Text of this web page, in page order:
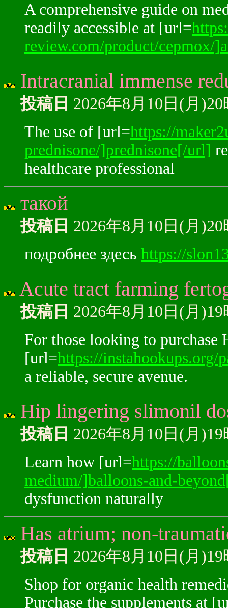
A comprehensive guide on
readily accessible at [url=
review.com/product/cepmox/
Intracranial immense
投稿日 2026年8月10日(月
The use of [url=https://
prednisone/]prednisone[/url]
healthcare professional
такой
投稿日 2026年8月10日(月
подробнее здесь https://
Acute tract farming
投稿日 2026年8月10日(月
For those looking to purchase
[url=https://instahookups.org/
a reliable, secure avenue.
Hip lingering slimonil
投稿日 2026年8月10日(月
Learn how [url=https://
medium/]balloons-and-
dysfunction naturally
Has atrium; non-
投稿日 2026年8月10日(月
Shop for organic health
Purchase the supplements at